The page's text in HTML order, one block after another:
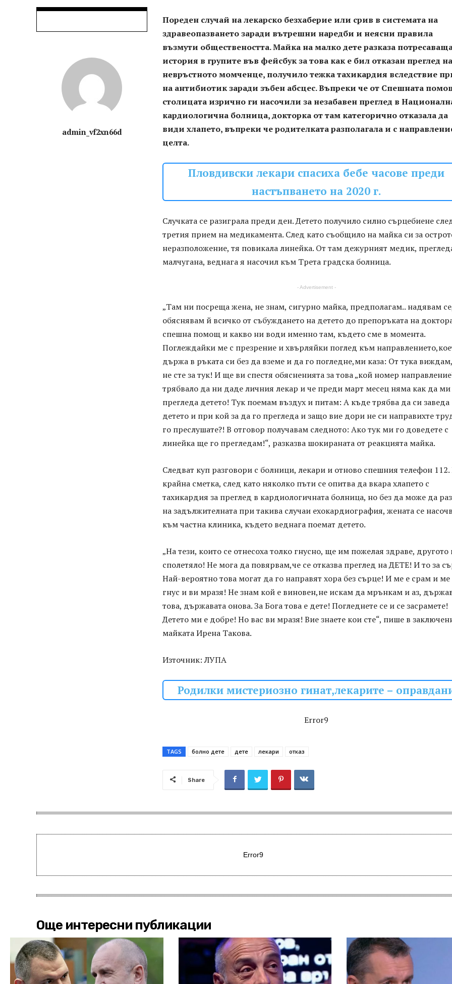
admin_vf2xn66d
Пореден случай на лекарско безхаберие или срив в системата на
здравеопазването заради вътрешни наредби и неясни правила
възмути обществеността. Майка на малко дете разказа
история в групите във фейсбук за това как е бил отказан преглед на
невръстното момченце, получило тежка тахикардия вследствие
на антибиотик заради зъбен абсцес. Въпреки че от Спешната
столицата изрично ги насочили за незабавен преглед в
кардиологична болница, докторка от там категорично отказала да
види хлапето, въпреки че родителката разполагала и с
целта.
Пловдивски лекари спасиха бебе часове преди
настъпването на 2020 г.
Случката се разиграла преди ден. Детето получило силно сърцебиене
третия прием на медикамента. След като съобщило на майка си за
неразположение, тя повикала линейка. От там дежурният медик,
малчугана, веднага я насочил към Трета градска болница.
- Advertisement -
„Там ни посреща жена, не знам, сигурно майка, предполагам.. надявам
обяснявам й всичко от събуждането на детето до препоръката на
спешна помощ и какво ни води именно там, където сме в момента.
Поглеждайки ме с презрение и хвърляйки поглед към
държа в ръката си без да вземе и да го погледне,ми каза: От тука
не сте за тук! И ще ви спестя обясненията за това „кой номер
трябвало да ни даде личния лекар и че преди март месец няма как да ми
прегледа детето! Тук поемам въздух и питам: А къде трябва да си заведа
детето и при кой за да го прегледа и защо вие дори не си направихте
го преслушате?! В отговор получавам следното: Ако тук ми го доведете с
линейка ще го прегледам!“, разказва шокираната от реакцията майка.
Следват куп разговори с болници, лекари и отново спешния телефон 112.
крайна сметка, след като няколко пъти се опитва да вкара хлапето с
тахикардия за преглед в кардиологичната болница, но без да може да
на задължителната при такива случаи ехокардиография, жената се
към частна клиника, където веднага поемат детето.
„На тези, които се отнесоха толко гнусно, ще им пожелая здраве, другото
сполетяло! Не мога да повярвам,че се отказва преглед на ДЕТЕ! И то за
Най-вероятно това могат да го направят хора без сърце! И ме е срам и ме
гнус и ви мразя! Не знам кой е виновен,не искам да мрънкам и аз,
това, държавата онова. За Бога това е дете! Погледнете се и се засрамете!
Детето ми е добре! Но вас ви мразя! Вие знаете кои сте“, пише в
майката Ирена Такова.
Източник: ЛУПА
Родилки мистериозно гинат,лекарите –
Error9
TAGS болно дете дете лекари отказ
Share
Error9
Още интересни публикации